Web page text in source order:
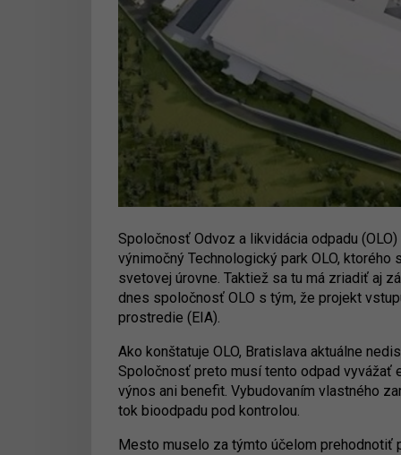
Spoločnosť Odvoz a likvidácia odpadu
výnimočný Technologický park OLO,
svetovej úrovne. Taktiež sa tu má zriadiť aj
dnes spoločnosť OLO s tým, že projekt
prostredie (EIA).
Ako konštatuje OLO, Bratislava aktuálne
Spoločnosť preto musí tento odpad vyvážať
výnos ani benefit. Vybudovaním vlastného
tok bioodpadu pod kontrolou.
Mesto muselo za týmto účelom prehodnotiť